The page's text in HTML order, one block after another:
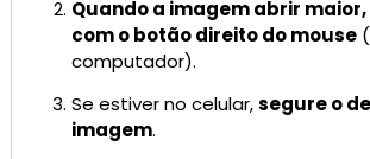
Quando a imagem abrir
com o botão direito do mouse
computador).
Se estiver no celular,segure o
imagem.